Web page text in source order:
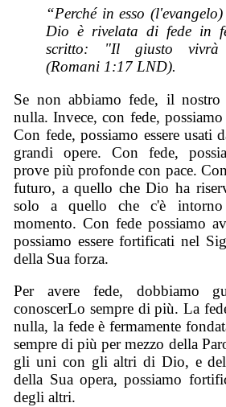
“Perché in esso
Dio è rivelata di fede in
scritto: "Il giusto vivrà
(Romani 1:17 LND).
Se non abbiamo fede, il
nulla. Invece, con fede, possiamo
Con fede, possiamo essere usati
grandi opere. Con fede,
prove più profonde con pace.
futuro, a quello che Dio ha
solo a quello che c'è
momento. Con fede possiamo
possiamo essere fortificati nel
della Sua forza.
Per avere fede, dobbiamo
conoscerLo sempre di più. La
nulla, la fede è fermamente
sempre di più per mezzo della
gli uni con gli altri di Dio, e
della Sua opera, possiamo
degli altri.